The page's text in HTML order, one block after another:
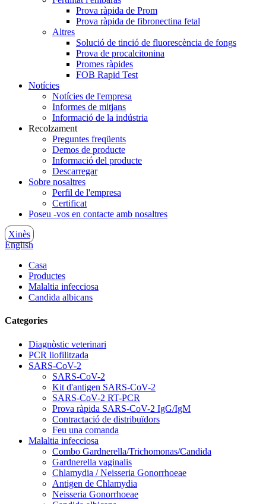
Prova ràpida de Prom
Prova ràpida de fibronectina fetal
Altres
Solució de tinció de fluorescència de fongs
Prova de procalcitonina
Promes ràpides
FOB Rapid Test
Notícies
Notícies de l'empresa
Informes de mitjans
Informació de la indústria
Recolzament
Preguntes freqüents
Demos de producte
Informació del producte
Descarregar
Sobre nosaltres
Perfil de l'empresa
Certificat
Poseu -vos en contacte amb nosaltres
Xinès
English
Casa
Productes
Malaltia infecciosa
Candida albicans
Categories
Diagnòstic veterinari
PCR liofilitzada
SARS-CoV-2
SARS-CoV-2
Kit d'antigen SARS-CoV-2
SARS-CoV-2 RT-PCR
Prova ràpida SARS-CoV-2 IgG/IgM
Contractació de distribuïdors
Feu una comanda
Malaltia infecciosa
Combo Gardnerella/Trichomonas/Candida
Gardnerella vaginalis
Chlamydia / Neisseria Gonorrhoeae
Antigen de Chlamydia
Neisseria Gonorrhoeae